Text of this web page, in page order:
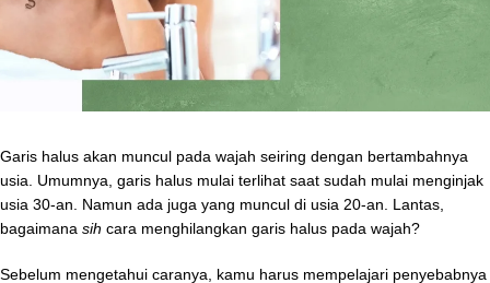
Garis halus akan muncul pada wajah seiring dengan bertambahnya
usia. Umumnya, garis halus mulai terlihat saat sudah mulai menginjak
usia 30-an. Namun ada juga yang muncul di usia 20-an. Lantas,
bagaimana sih cara menghilangkan garis halus pada wajah?
Sebelum mengetahui caranya, kamu harus mempelajari penyebabnya